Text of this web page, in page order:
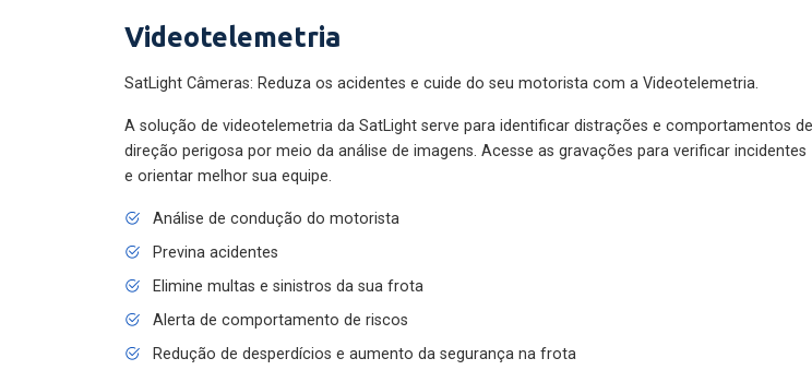
Videotelemetria
SatLight Câmeras: Reduza os acidentes e cuide do seu motorista com a Videotelemetria.
A solução de videotelemetria da SatLight serve para identificar distrações e comportamentos de
direção perigosa por meio da análise de imagens. Acesse as gravações para verificar incidentes
e orientar melhor sua equipe.
Análise de condução do motorista
Previna acidentes
Elimine multas e sinistros da sua frota
Alerta de comportamento de riscos
Redução de desperdícios e aumento da segurança na frota